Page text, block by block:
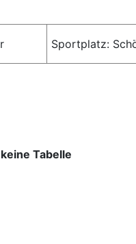
Sportplatz:
Tabelle